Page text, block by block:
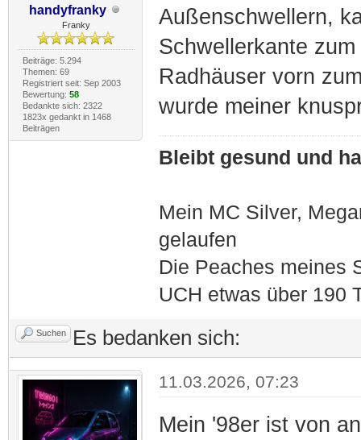
handyfranky
Franky
Beiträge: 5.294
Themen: 69
Registriert seit: Sep 2003
Bewertung: 58
Bedankte sich: 2322
1823x gedankt in 1468
Beiträgen
Außenschwellern,
Schwellerkante
Radhäuser vorn
wurde meiner
Bleibt gesund und
Mein MC Silver,
gelaufen
Die Peaches meines
UCH etwas über 190
Suchen Es bedanken sich:
11.03.2026, 07:23
Mein '98er ist von